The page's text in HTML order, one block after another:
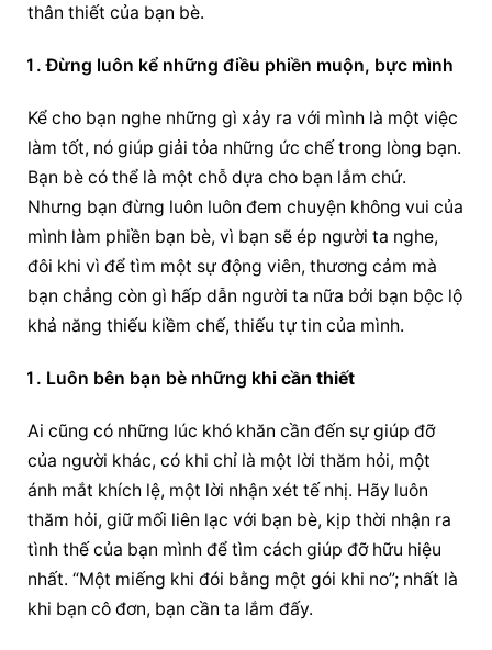
thân thiết của bạn bè.
Đừng luôn kể những điều phiền muộn, bực mình
Kể cho bạn nghe những gì xảy ra với mình là một việc
làm tốt, nó giúp giải tỏa những ức chế trong lòng bạn.
Bạn bè có thể là một chỗ dựa cho bạn lắm chứ.
Nhưng bạn đừng luôn luôn đem chuyện không vui của
mình làm phiền bạn bè, vì bạn sẽ ép người ta nghe,
đôi khi vì để tìm một sự động viên, thương cảm mà
bạn chẳng còn gì hấp dẫn người ta nữa bởi bạn bộc lộ
khả năng thiếu kiềm chế, thiếu tự tin của mình.
Luôn bên bạn bè những khi cần thiết
Ai cũng có những lúc khó khăn cần đến sự giúp đỡ
của người khác, có khi chỉ là một lời thăm hỏi, một
ánh mắt khích lệ, một lời nhận xét tế nhị. Hãy luôn
thăm hỏi, giữ mối liên lạc với bạn bè, kịp thời nhận ra
tình thế của bạn mình để tìm cách giúp đỡ hữu hiệu
nhất. “Một miếng khi đói bằng một gói khi no”; nhất là
khi bạn cô đơn, bạn cần ta lắm đấy.